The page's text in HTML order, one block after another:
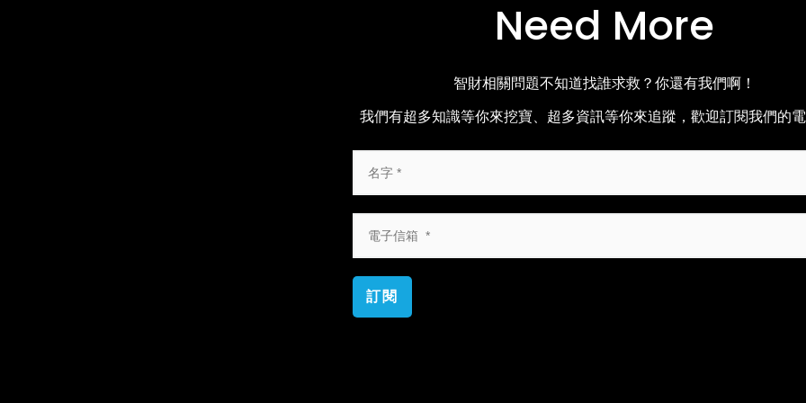
Need More
智財相關問題不知道找誰求救？你還有我們啊！
我們有超多知識等你來挖寶、超多資訊等你來追蹤，歡迎訂閱我們的
訂閱